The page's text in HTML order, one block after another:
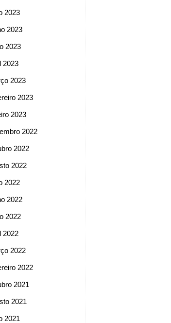
2023
2023
2023
2023
2023
2023
2023
2022
2022
2022
2022
2022
2022
2022
2022
2022
2021
2021
2021